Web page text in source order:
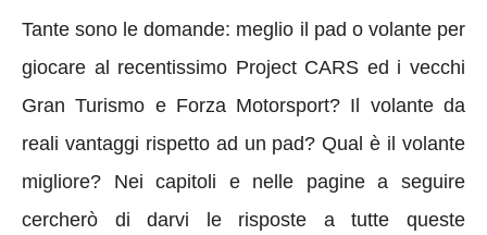
Tante sono le domande: meglio il pad o volante per
giocare al recentissimo Project CARS ed i vecchi
Gran Turismo e Forza Motorsport? Il volante da
reali vantaggi rispetto ad un pad? Qual è il volante
migliore? Nei capitoli e nelle pagine a seguire
cercherò di darvi le risposte a tutte queste